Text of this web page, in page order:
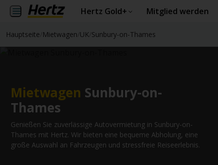
Hertz Gold+ Mitglied werden
Hauptseite Mietwagen UK Sunbury-on-Thames
Mietwagen Sunbury-on-
Thames
Genießen Sie zuverlässige Autovermietung in Sunbury-on-
Thames mit Hertz. Wir bieten eine bequeme Abholung, eine
große Auswahl an Fahrzeugen und stressfreie Reiseerlebnis.